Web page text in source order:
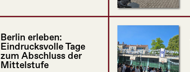
Berlin erleben:
Eindrucksvolle Tage
zum Abschluss der
Mittelstufe